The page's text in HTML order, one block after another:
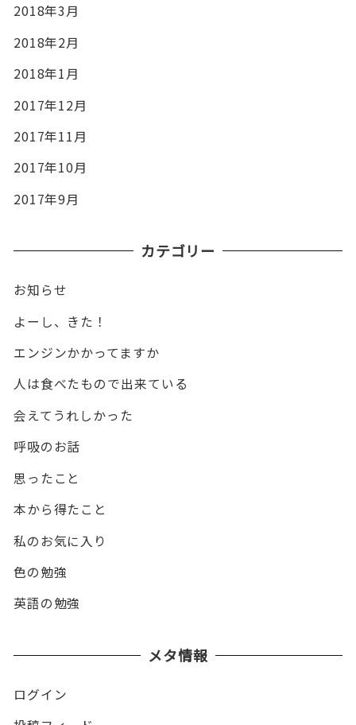
2018年3月
2018年2月
2018年1月
2017年12月
2017年11月
2017年10月
2017年9月
カテゴリー
お知らせ
よーし、きた！
エンジンかかってますか
人は食べたもので出来ている
会えてうれしかった
呼吸のお話
思ったこと
本から得たこと
私のお気に入り
色の勉強
英語の勉強
メタ情報
ログイン